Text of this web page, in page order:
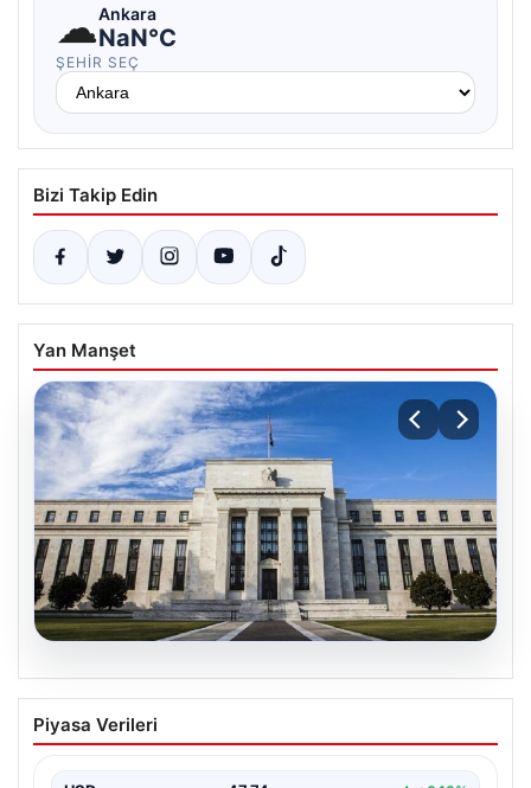
☁Ankara
NaN°C
ŞEHIR SEÇ
Bizi Takip Edin
Yan Manşet
07.08.2026
FED faiz kararı ne zaman, saat kaçta?
Faiz beklentisi ne yönde? 2026 FED
Piyasa Verileri